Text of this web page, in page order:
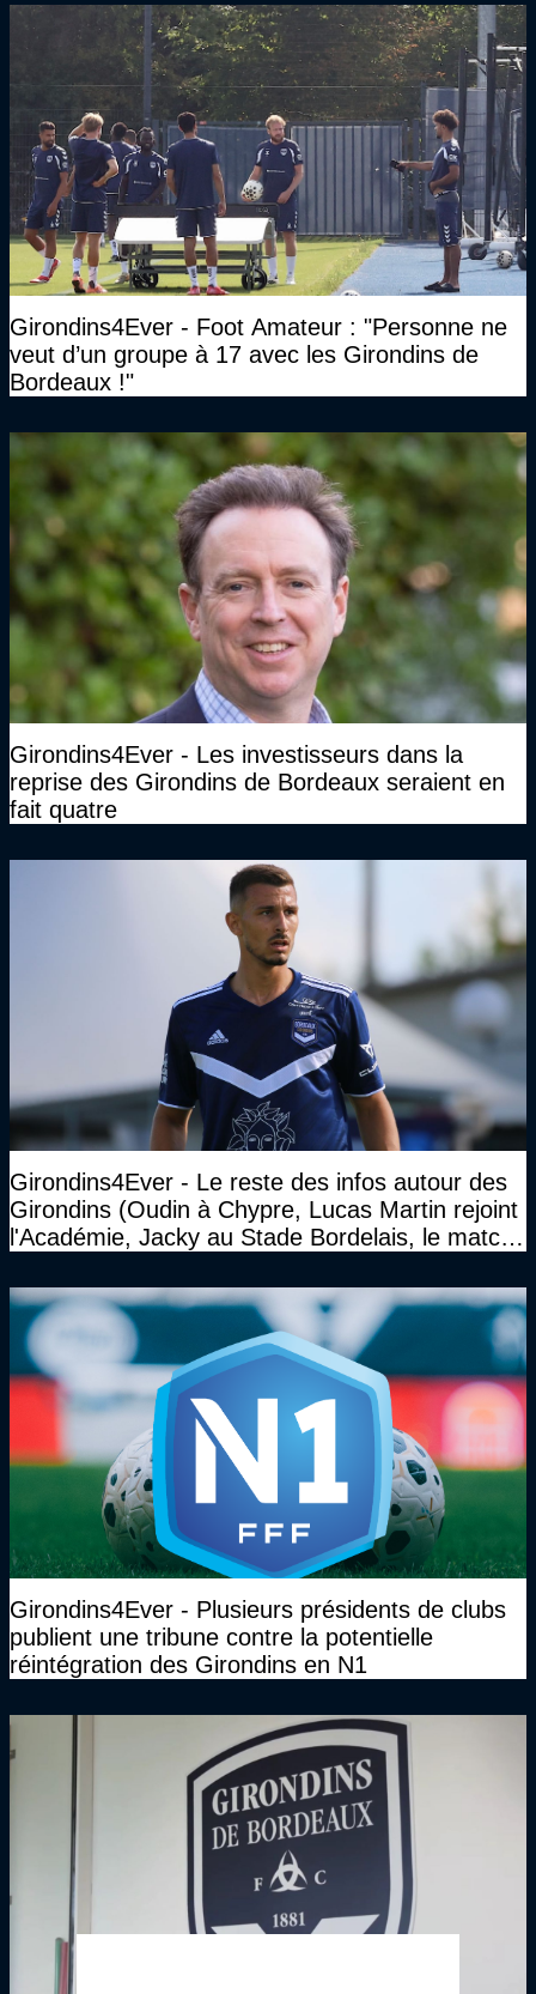
Girondins4Ever - Foot Amateur : "Personne ne
veut d’un groupe à 17 avec les Girondins de
Bordeaux !"
Girondins4Ever - Les investisseurs dans la
reprise des Girondins de Bordeaux seraient en
fait quatre
Girondins4Ever - Le reste des infos autour des
Girondins (Oudin à Chypre, Lucas Martin rejoint
l'Académie, Jacky au Stade Bordelais, le match
Girondins4Ever - Plusieurs présidents de clubs
publient une tribune contre la potentielle
réintégration des Girondins en N1